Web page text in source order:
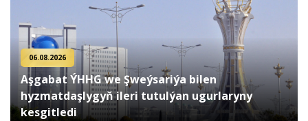
06.08.2026
Aşgabat ÝHHG we Şweýsariýa bilen
hyzmatdaşlygyň ileri tutulýan ugurlaryny
kesgitledi